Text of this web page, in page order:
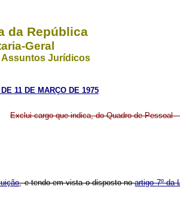
da República
Geral
Assuntos Jurídicos
11 DE MARÇO DE 1975
Exclui cargo que indica, do Quadro de Pessoal
, e tendo em vista o disposto noartigo 7º da